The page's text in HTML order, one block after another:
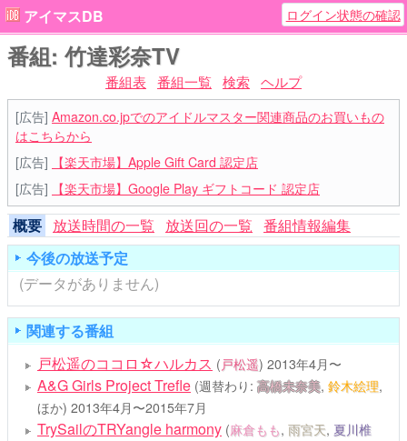
アイマスDB ログイン状態の確認
番組: 竹達彩奈TV
番組表 番組一覧 検索 ヘルプ
[広告] Amazon.co.jpでのアイドルマスター関連商品のお買いもの
はこちらから
[広告]
【楽天市場】Apple Gift Card 認定店
[広告]
【楽天市場】Google Play ギフトコード 認定店
概要 放送時間の一覧 放送回の一覧 番組情報編集
今後の放送予定
(データがありません)
関連する番組
戸松遥のココロ☆ハルカス (戸松遥) 2013年4月〜
A&G Girls Project Trefle (週替わり: 高橋未奈美, 鈴木絵理,
ほか) 2013年4月〜2015年7月
TrySailのTRYangle harmony (麻倉もも, 雨宮天, 夏川椎